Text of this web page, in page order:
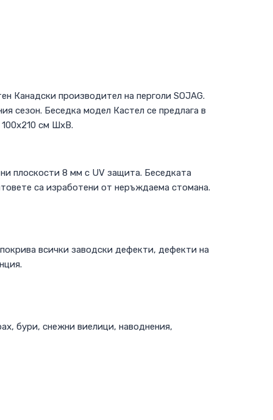
Канадски производител на перголи SOJAG.
сезон. Беседка модел Кастел се предлага в
см ШхВ.
плоскости 8 мм с UV защита. Беседката
са изработени от неръждаема стомана.
всички заводски дефекти, дефекти на
бури, снежни виелици, наводнения,